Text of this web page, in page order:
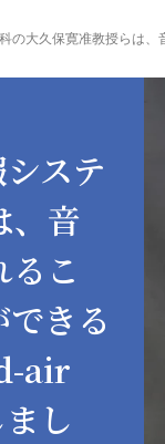
ステ
、音
こ
きる
air
し